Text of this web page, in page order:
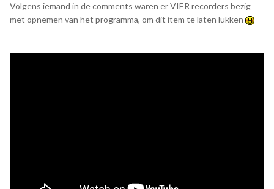
Volgens iemand in de comments waren er VIER recorders bezig
met opnemen van het programma, om dit item te laten lukken